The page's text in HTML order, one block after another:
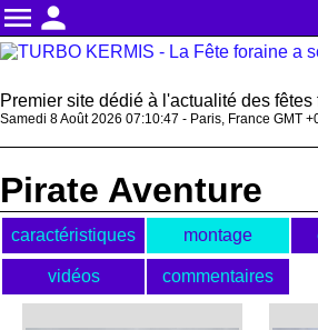
menu person
Premier site dédié à l'actualité des
Samedi 8 Août 2026 07:10:47 - Paris, France GMT
Pirate Aventure
caractéristiques montage
vidéos commentaires